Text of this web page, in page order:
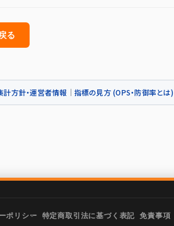
る
計方針・運営者情報 ｜ 指標の見方 (OPS・防御率とは)
ポリシー 特定商取引法に基づく表記 免責事項